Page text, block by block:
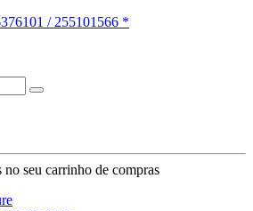
/ 255101566 *
seu carrinho de compras